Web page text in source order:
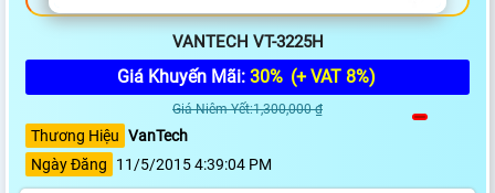
VANTECH VT-3225H
Giá Khuyến Mãi: 30% (+ VAT 8%)
Giá Niêm Yết:1,300,000 ₫
Thương Hiệu VanTech
Ngày Đăng
11/5/2015 4:39:04 PM